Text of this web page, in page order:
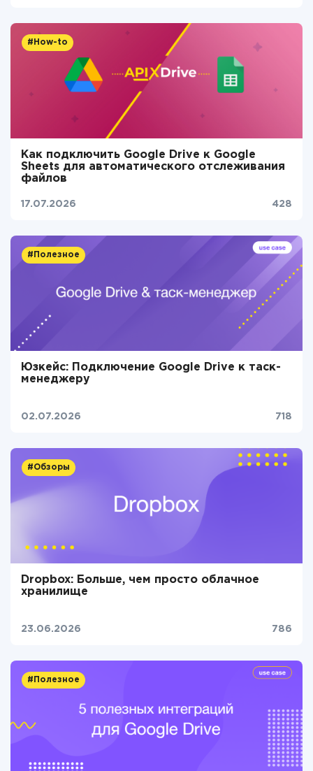
#How-to
Как подключить Google Drive к Google
Sheets для автоматического отслеживания
файлов
17.07.2026 428
#Полезное
Юзкейс: Подключение Google Drive к таск-
менеджеру
02.07.2026 718
#Обзоры
Dropbox: Больше, чем просто облачное
хранилище
23.06.2026 786
#Полезное